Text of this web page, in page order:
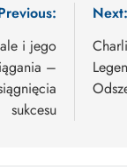
i jego
–
sukcesu
Next: